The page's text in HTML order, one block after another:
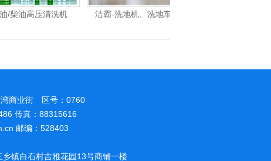
高压清洗机 洁霸-洗地机、洗地车系
湾商业街 区号：0760
传真：88315616
邮编：528403
镇白石村吉雅花园13号商铺一楼